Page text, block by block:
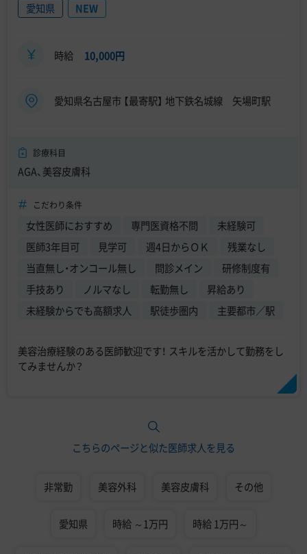
愛知県 NEW
時給 10,000円
愛知県名古屋市 【最寄駅】 地下鉄名城線 矢場町駅
診療科目
AGA、美容皮膚科
こだわり条件
女性医師におすすめ 専門医資格不問
未経験可
医師3年目可
見学可 週4日からＯＫ
残業なし
当直無し・オンコール無し
問診メイン
研修制度有
手技あり
ノルマなし 転勤無し
昇給あり
未経験からでも高額求人
駅徒歩圏内 主要都市／駅
美容治療経験のある医師歓迎です！ スキルを活かして勤務をし
てみませんか？
こちらのページと似た医師求人を見る
非常勤 美容外科 美容皮膚科 その他
愛知県 時給 ～1万円 時給 1万円～